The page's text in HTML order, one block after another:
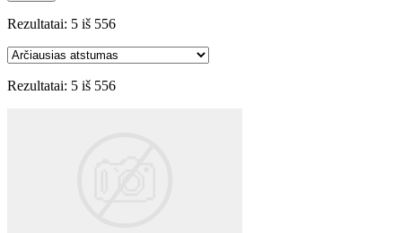
Rezultatai: 5 iš 556
Rezultatai: 5 iš 556